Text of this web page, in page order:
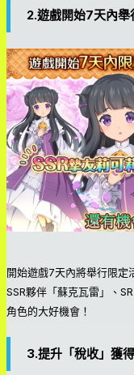
2.遊戲開始7天內舉
開始遊戲7天內將舉行限定
SSR夥伴「蘇克瓦雷」、
角色的大好機會！
3.提升「稅收」獲